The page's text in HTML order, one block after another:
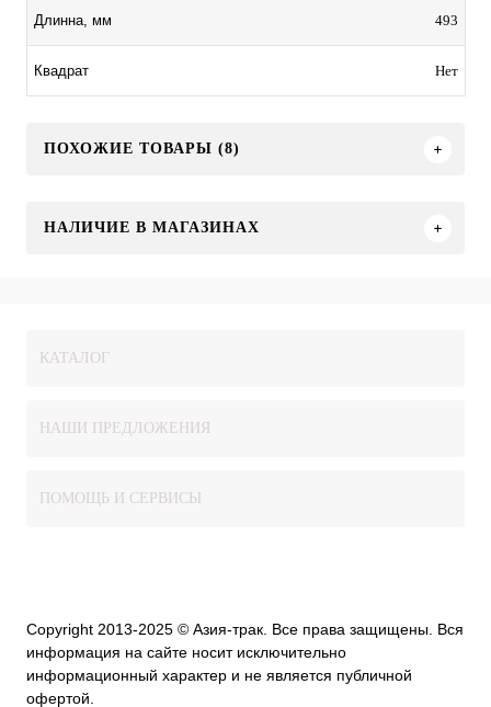
Длинна, мм 493
Квадрат Нет
ПОХОЖИЕ ТОВАРЫ (8)
НАЛИЧИЕ В МАГАЗИНАХ
КАТАЛОГ
НАШИ ПРЕДЛОЖЕНИЯ
ПОМОЩЬ И СЕРВИСЫ
Copyright 2013-2025 © Азия-трак. Все права защищены. Вся
информация на сайте носит исключительно
информационный характер и не является публичной
офертой.